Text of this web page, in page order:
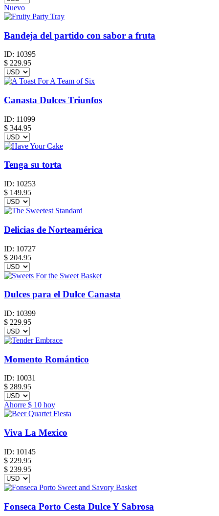
Nuevo
Bandeja del partido con sabor a fruta
ID: 10395
$ 229.95
Canasta Dulces Triunfos
ID: 11099
$ 344.95
Tenga su torta
ID: 10253
$ 149.95
Delicias de Norteamérica
ID: 10727
$ 204.95
Dulces para el Dulce Canasta
ID: 10399
$ 229.95
Momento Romántico
ID: 10031
$ 289.95
Ahorre $ 10 hoy
Viva La Mexico
ID: 10145
$ 229.95
$ 239.95
Fonseca Porto Cesta Dulce Y Sabrosa